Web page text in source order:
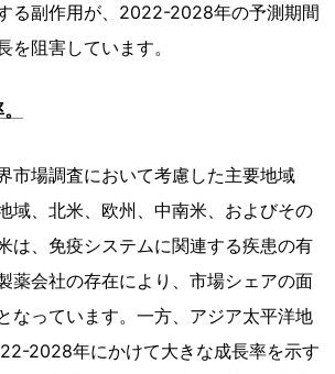
る副作用が、2022-2028年の予測期間
を阻害しています。
市場調査において考慮した主要地域
域、北米、欧州、中南米、およびその
は、免疫システムに関連する疾患の有
薬会社の存在により、市場シェアの面
なっています。一方、アジア太平洋地
2028年にかけて大きな成長率を示す